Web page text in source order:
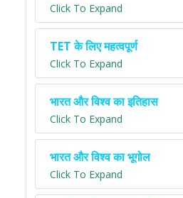
Click To Expand
TET के लिए महत्वपूर्ण
Click To Expand
भारत और विश्व का इतिहास
Click To Expand
भारत और विश्व का भूगोल
Click To Expand